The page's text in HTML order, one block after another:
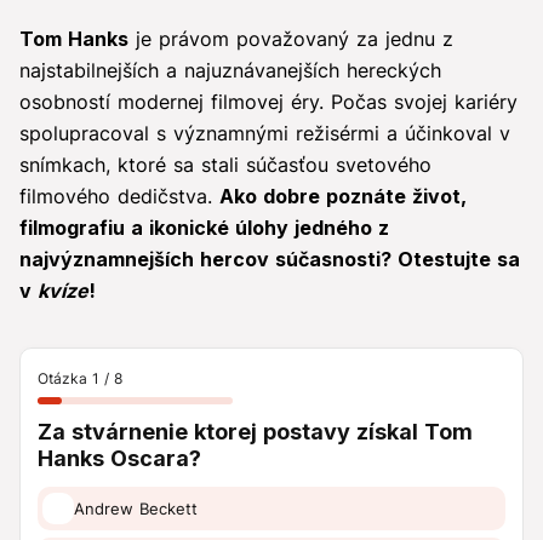
Tom Hanks je právom považovaný za jednu z
najstabilnejších a najuznávanejších hereckých
osobností modernej filmovej éry. Počas svojej kariéry
spolupracoval s významnými režisérmi a účinkoval v
snímkach, ktoré sa stali súčasťou svetového
filmového dedičstva. Ako dobre poznáte život,
filmografiu a ikonické úlohy jedného z
najvýznamnejších hercov súčasnosti? Otestujte sa
v kvíze!